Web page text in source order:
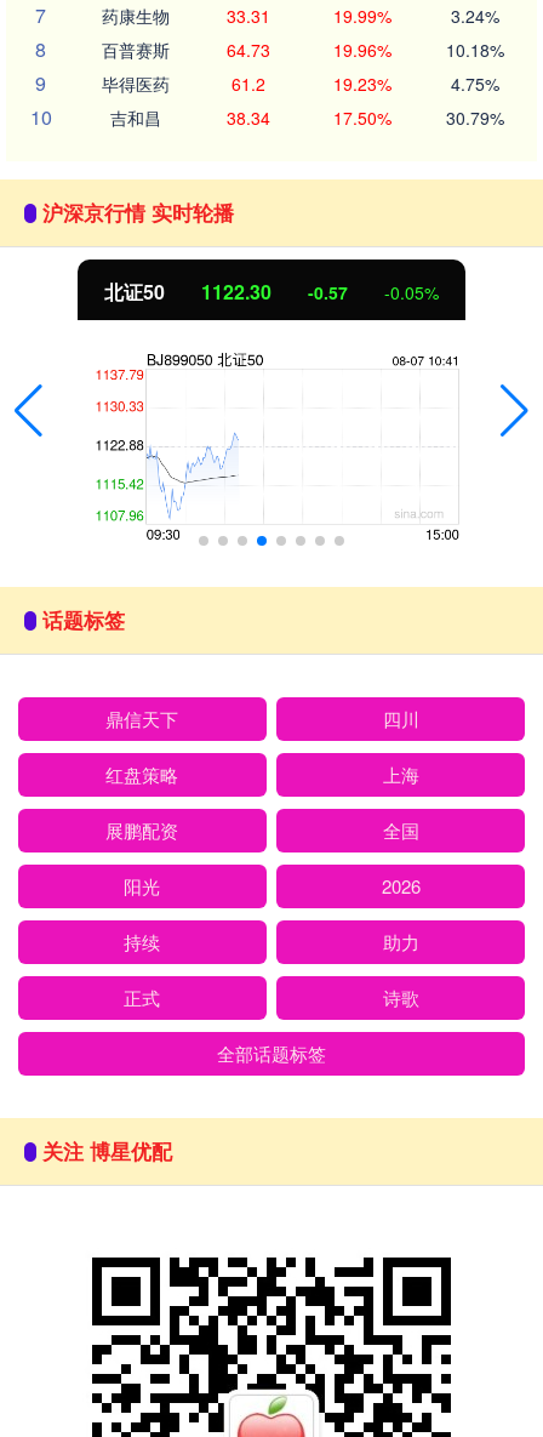
7 药康生物 33.31 19.99% 3.24%
8 百普赛斯 64.73 19.96% 10.18%
9 毕得医药 61.2 19.23% 4.75%
10 吉和昌 38.34 17.50% 30.79%
沪深京行情 实时轮播
北证50 1122.30 -0.57 -0.05%
话题标签
鼎信天下 四川
红盘策略 上海
展鹏配资 全国
阳光 2026
持续 助力
正式 诗歌
全部话题标签
关注 博星优配